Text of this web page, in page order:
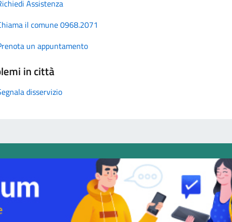
Assistenza
il comune 0968.2071
un appuntamento
in città
disservizio